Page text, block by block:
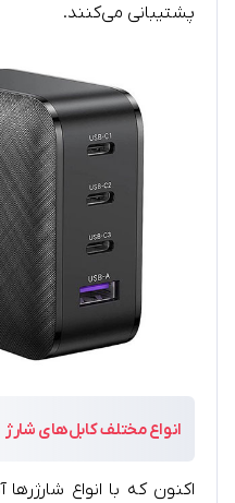
پشتیبانی می‌کنند.
انواع مختلفکابل‌های شارژ
اکنون که با انواع